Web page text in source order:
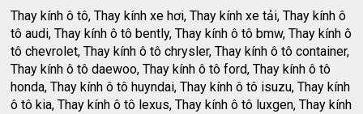
Thay kính ô tô, Thay kính xe hơi, Thay kính xe tải, Thay kính ô
tô audi, Thay kính ô tô bently, Thay kính ô tô bmw, Thay kính ô
tô chevrolet, Thay kính ô tô chrysler, Thay kính ô tô container,
Thay kính ô tô daewoo, Thay kính ô tô ford, Thay kính ô tô
honda, Thay kính ô tô huyndai, Thay kính ô tô isuzu, Thay kính
ô tô kia, Thay kính ô tô lexus, Thay kính ô tô luxgen, Thay kính